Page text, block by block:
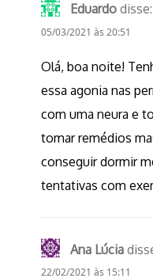
Eduardo disse:
05/03/2021 às 20:51
Olá, boa noite!
essa agonia nas
com uma neura e
tomar remédios
conseguir dormir
tentativas com
Ana Lúcia
22/02/2021 às 15:11